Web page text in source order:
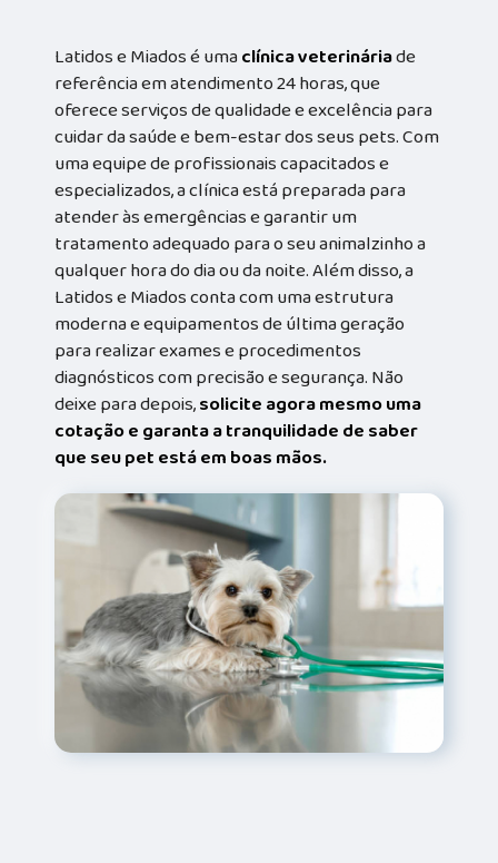
Latidos e Miados é umaclínica veterináriade
referência em atendimento 24 horas, que
oferece serviços de qualidade e excelência para
cuidar da saúde e bem-estar dos seus pets. Com
uma equipe de profissionais capacitados e
especializados, a clínica está preparada para
atender às emergências e garantir um
tratamento adequado para o seu animalzinho a
qualquer hora do dia ou da noite. Além disso, a
Latidos e Miados conta com uma estrutura
moderna e equipamentos de última geração
para realizar exames e procedimentos
diagnósticos com precisão e segurança. Não
deixe para depois,solicite agora mesmo uma
cotação e garanta a tranquilidade de saber
que seu pet está em boas mãos.